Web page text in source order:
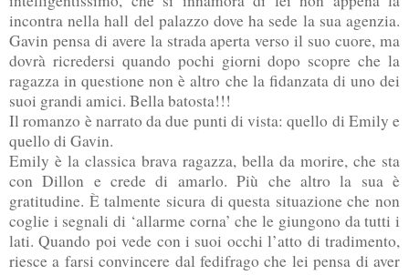
incontra nella hall del palazzo dove ha sede la sua agenzia.
Gavin pensa di avere la strada aperta verso il suo cuore, ma
dovrà ricredersi quando pochi giorni dopo scopre che la
ragazza in questione non è altro che la fidanzata di uno dei
suoi grandi amici. Bella batosta!!!
Il romanzo è narrato da due punti di vista: quello di Emily e
quello di Gavin.
Emily è la classica brava ragazza, bella da morire, che sta
con Dillon e crede di amarlo. Più che altro la sua è
gratitudine. È talmente sicura di questa situazione che non
coglie i segnali di ‘allarme corna’ che le giungono da tutti i
lati. Quando poi vede con i suoi occhi l’atto di tradimento,
riesce a farsi convincere dal fedifrago che lei pensa di aver